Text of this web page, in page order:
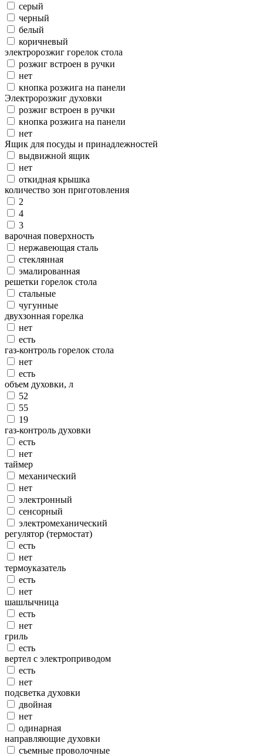
серый
черный
белый
коричневый
электророзжиг горелок стола
розжиг встроен в ручки
нет
кнопка розжига на панели
Электророзжиг духовки
розжиг встроен в ручки
кнопка розжига на панели
нет
Ящик для посуды и принадлежностей
выдвижной ящик
нет
откидная крышка
количество зон приготовления
2
4
3
варочная поверхность
нержавеющая сталь
стеклянная
эмалированная
решетки горелок стола
стальные
чугунные
двухзонная горелка
нет
есть
газ-контроль горелок стола
нет
есть
объем духовки, л
52
55
19
газ-контроль духовки
есть
нет
таймер
механический
нет
электронный
сенсорный
электромеханический
регулятор (термостат)
есть
нет
термоуказатель
есть
нет
шашлычница
есть
нет
гриль
есть
вертел с электроприводом
есть
нет
подсветка духовки
двойная
нет
одинарная
направляющие духовки
съемные проволочные